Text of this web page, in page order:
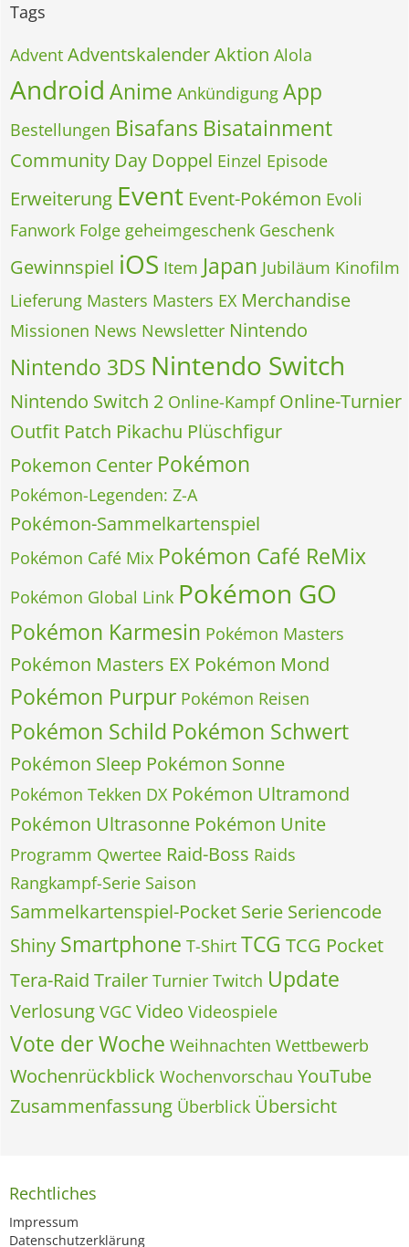
Tags
Advent AdventskalenderAktion Alola
Android Anime Ankündigung App
Bestellungen Bisafans Bisatainment
Community Day Doppel Einzel Episode
Erweiterung Event Event-Pokémon Evoli
Fanwork Folge geheimgeschenk Geschenk
Gewinnspiel iOS Item Japan Jubiläum Kinofilm
Lieferung Masters Masters EX Merchandise
Missionen News Newsletter Nintendo
Nintendo 3DS Nintendo Switch
Nintendo Switch 2 Online-Kampf Online-Turnier
Outfit Patch Pikachu Plüschfigur
Pokemon Center Pokémon
Pokémon-Legenden: Z-A
Pokémon-Sammelkartenspiel
Pokémon Café Mix Pokémon Café ReMix
Pokémon Global Link Pokémon GO
Pokémon Karmesin Pokémon Masters
Pokémon Masters EX Pokémon Mond
Pokémon Purpur Pokémon Reisen
Pokémon Schild Pokémon Schwert
Pokémon Sleep Pokémon Sonne
Pokémon Tekken DX Pokémon Ultramond
Pokémon Ultrasonne Pokémon Unite
Programm Qwertee Raid-Boss Raids
Rangkampf-Serie Saison
Sammelkartenspiel-Pocket Serie Seriencode
Shiny Smartphone T-Shirt TCG TCG Pocket
Tera-Raid Trailer Turnier Twitch Update
Verlosung VGC Video Videospiele
Vote der Woche Weihnachten Wettbewerb
Wochenrückblick Wochenvorschau YouTube
Zusammenfassung Überblick Übersicht
Rechtliches
Impressum
Datenschutzerklärung